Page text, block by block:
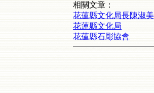
相關文章：
花蓮縣文化局長陳淑美
花蓮縣文化局
花蓮縣石彫協會